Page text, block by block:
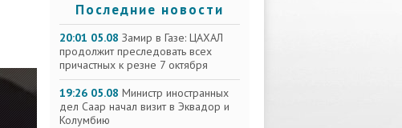
Последние новости
20:01 05.08 Замир в Газе: ЦАХАЛ
продолжит преследовать всех
причастных к резне 7 октября
19:26 05.08 Министр иностранных
дел Саар начал визит в Эквадор и
Колумбию